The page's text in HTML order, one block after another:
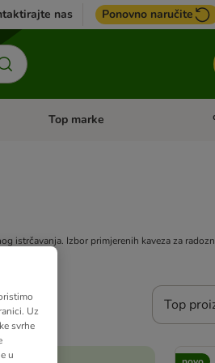
nas Ponovno naručite
Pregled kategorija: + VET hrana
Top marke
istrčavanja. Izbor primjerenih kaveza za
Top
Uz
svrhe
u